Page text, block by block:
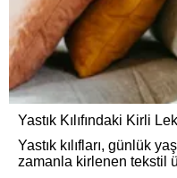
Yastık Kılıfındaki Kirli
Yastık kılıfları, günlük
zamanla kirlenen tekstil